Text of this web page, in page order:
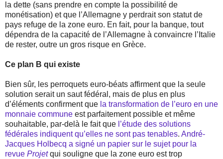
la dette (sans prendre en compte la possibilité de
monétisation) et que l’Allemagne y perdrait son statut de
pays refuge de la zone euro. En fait, pour la banque, tout
dépendra de la capacité de l’Allemagne à convaincre l’Italie
de rester, outre un gros risque en Grèce.
Ce plan B qui existe
Bien sûr, les perroquets euro-béats affirment que la seule
solution serait un saut fédéral, mais de plus en plus
d’éléments confirment que la transformation de l’euro en une
monnaie commune est parfaitement possible et même
souhaitable, par-delà le fait que l’étude des solutions
fédérales indiquent qu’elles ne sont pas tenables. André-
Jacques Holbecq a signé un papier sur le sujet pour la
revue Projetqui souligne que la zone euro est trop